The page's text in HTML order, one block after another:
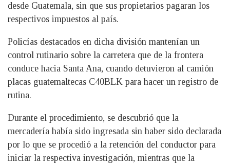
desde Guatemala, sin que sus propietarios pagaran los
respectivos impuestos al país.
Policías destacados en dicha división mantenían un
control rutinario sobre la carretera que de la frontera
conduce hacia Santa Ana, cuando detuvieron al camión
placas guatemaltecas C40BLK para hacer un registro de
rutina.
Durante el procedimiento, se descubrió que la
mercadería había sido ingresada sin haber sido declarada
por lo que se procedió a la retención del conductor para
iniciar la respectiva investigación, mientras que la